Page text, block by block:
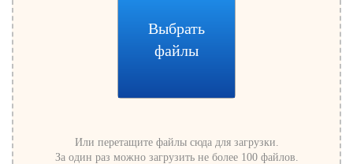
Выбрать
файлы
Или перетащите файлы сюда для загрузки.
За один раз можно загрузить не более 100 файлов.